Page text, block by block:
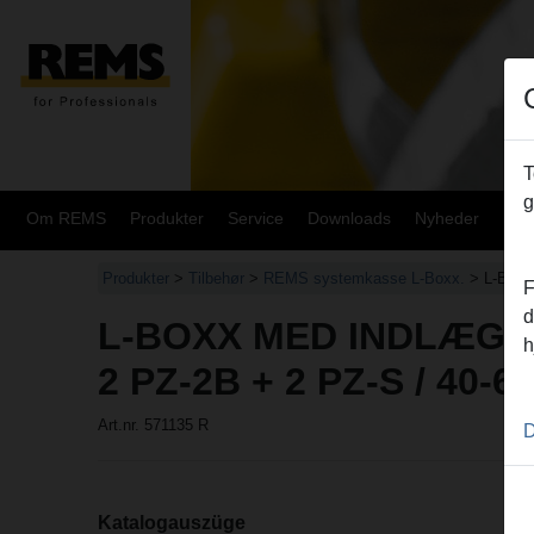
Om REMS Produkter Service Downloads Nyheder
Produkter > Tilbehør > REMS systemkasse L-Boxx. > L-
L-BOXX MED INDLÆG
2 PZ-2B + 2 PZ-S / 40-63
Art.nr. 571135 R
Katalogauszüge